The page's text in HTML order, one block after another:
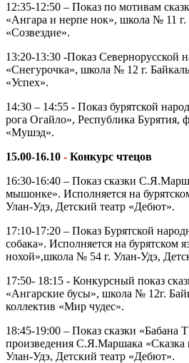
12:35-12:50 – Показ по мотивам
«Ангара и нерпе нок», школа № 11 г.
«Созвездие».
13:20-13:30 -Показ Севернорусской
«Снегурочка», школа № 12 г.
«Успех».
14:30 – 14:55 - Показ бурятской
рога Огайло», Республика Бурятия,
«Мушэд».
15.00-16.10 - Конкурс чтецов
16:30-16:40 – Показ сказки
мышонке». Исполняется на
Улан-Удэ, Детский театр «Дебют».
17:10-17:20 – Показ Бурятской
собака». Исполняется на бурятском
нохой»,школа № 54 г. Улан-Удэ,
17:50- 18:15 - Конкурсный показ
«Ангарские бусы», школа № 12г.
коллектив «Мир чудес».
18:45-19:00 – Показ сказки
произведения С.Я.Маршака «Сказка
Улан-Удэ, Детский театр «Дебют».